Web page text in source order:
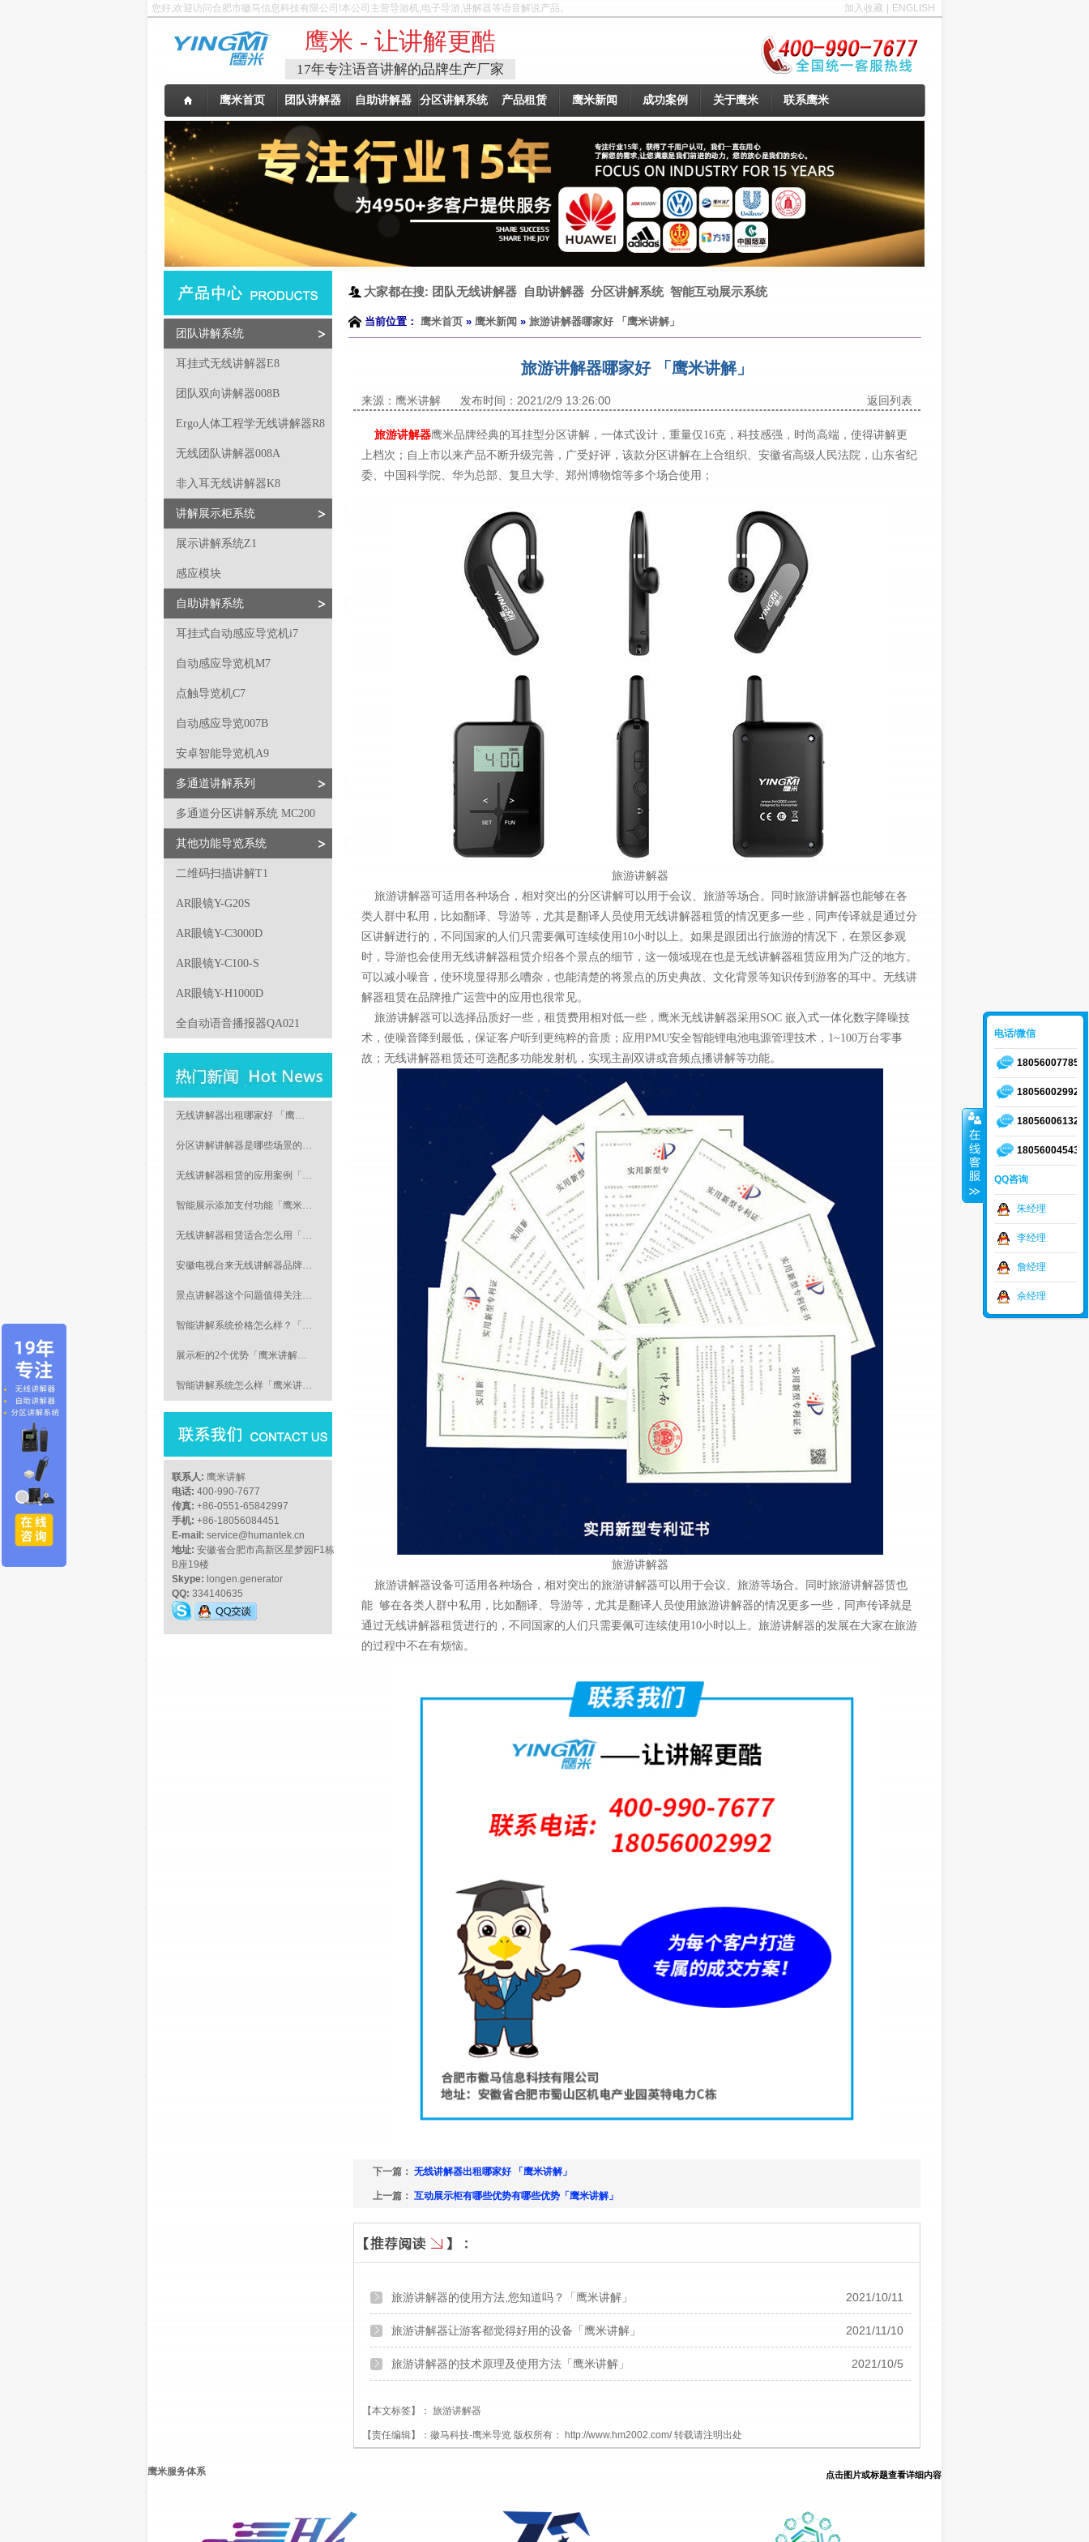
电话/微信
18056007785
18056002992
18056006132
18056004543
QQ咨询
朱经理
李经理
詹经理
佘经理
加入收藏 ENGLISH
您好,欢迎访问合肥市徽马信息科技有限公司!本公司主营导游机,电子导游,讲解器等语音解说产品。
鹰米 - 让讲解更酷
17年专注语音讲解的品牌生产厂家
鹰米首页 团队讲解器 自助讲解器 分区讲解系统 产品租赁 鹰米新闻 成功案例 关于鹰米 联系鹰米
团队讲解系统
耳挂式无线讲解器E8
团队双向讲解器008B
Ergo人体工程学无线讲解器R8
无线团队讲解器008A
非入耳无线讲解器K8
讲解展示柜系统
展示讲解系统Z1
感应模块
自助讲解系统
耳挂式自动感应导览机i7
自动感应导览机M7
点触导览机C7
自动感应导览007B
安卓智能导览机A9
多通道讲解系列
多通道分区讲解系统 MC200
其他功能导览系统
二维码扫描讲解T1
AR眼镜Y-G20S
AR眼镜Y-C3000D
AR眼镜Y-C100-S
AR眼镜Y-H1000D
全自动语音播报器QA021
无线讲解器出租哪家好 「鹰…
分区讲解讲解器是哪些场景的…
无线讲解器租赁的应用案例「…
智能展示添加支付功能「鹰米…
无线讲解器租赁适合怎么用「…
安徽电视台来无线讲解器品牌…
景点讲解器这个问题值得关注…
智能讲解系统价格怎么样？「…
展示柜的2个优势「鹰米讲解…
智能讲解系统怎么样「鹰米讲…
联系人: 鹰米讲解
电话: 400-990-7677
传真: +86-0551-65842997
手机: +86-18056084451
E-mail: service@humantek.cn
地址: 安徽省合肥市高新区星梦园F1栋
B座19楼
Skype: longen.generator
QQ: 334140635
大家都在搜: 团队无线讲解器 自助讲解器 分区讲解系统 智能互动展示系统
当前位置： 鹰米首页 » 鹰米新闻 » 旅游讲解器哪家好 「鹰米讲解」
旅游讲解器哪家好 「鹰米讲解」
来源：鹰米讲解 发布时间：2021/2/9 13:26:00 返回列表
旅游讲解器鹰米品牌经典的耳挂型分区讲解，一体式设计，重量仅16克，科技感强，时尚高端，使得讲解更
上档次；自上市以来产品不断升级完善，广受好评，该款分区讲解在上合组织、安徽省高级人民法院，山东省纪
委、中国科学院、华为总部、复旦大学、郑州博物馆等多个场合使用；
旅游讲解器
旅游讲解器可适用各种场合，相对突出的分区讲解可以用于会议、旅游等场合。同时旅游讲解器也能够在各
类人群中私用，比如翻译、导游等，尤其是翻译人员使用无线讲解器租赁的情况更多一些，同声传译就是通过分
区讲解进行的，不同国家的人们只需要佩可连续使用10小时以上。如果是跟团出行旅游的情况下，在景区参观
时，导游也会使用无线讲解器租赁介绍各个景点的细节，这一领域现在也是无线讲解器租赁应用为广泛的地方。
可以减小噪音，使环境显得那么嘈杂，也能清楚的将景点的历史典故、文化背景等知识传到游客的耳中。无线讲
解器租赁在品牌推广运营中的应用也很常见。
旅游讲解器可以选择品质好一些，租赁费用相对低一些，鹰米无线讲解器采用SOC 嵌入式一体化数字降噪技
术，使噪音降到最低，保证客户听到更纯粹的音质；应用PMU安全智能锂电池电源管理技术，1~100万台零事
故；无线讲解器租赁还可选配多功能发射机，实现主副双讲或音频点播讲解等功能。
旅游讲解器
旅游讲解器设备可适用各种场合，相对突出的旅游讲解器可以用于会议、旅游等场合。同时旅游讲解器赁也
能 够在各类人群中私用，比如翻译、导游等，尤其是翻译人员使用旅游讲解器的情况更多一些，同声传译就是
通过无线讲解器租赁进行的，不同国家的人们只需要佩可连续使用10小时以上。旅游讲解器的发展在大家在旅游
的过程中不在有烦恼。
下一篇： 无线讲解器出租哪家好 「鹰米讲解」
上一篇： 互动展示柜有哪些优势有哪些优势「鹰米讲解」
2021/10/11
旅游讲解器的使用方法,您知道吗？「鹰米讲解」
2021/11/10
旅游讲解器让游客都觉得好用的设备「鹰米讲解」
2021/10/5
旅游讲解器的技术原理及使用方法「鹰米讲解」
【本文标签】： 旅游讲解器
【责任编辑】： 徽马科技-鹰米导览 版权所有： http://www.hm2002.com/转载请注明出处
鹰米服务体系 点击图片或标题查看详细内容